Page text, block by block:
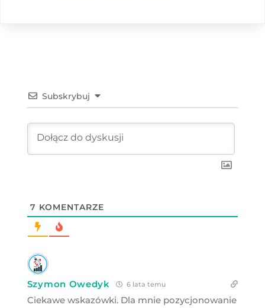
Subskrybuj
7 KOMENTARZE
Szymon Owedyk 6 lata temu
Ciekawe wskazówki. Dla mnie pozycjonowanie